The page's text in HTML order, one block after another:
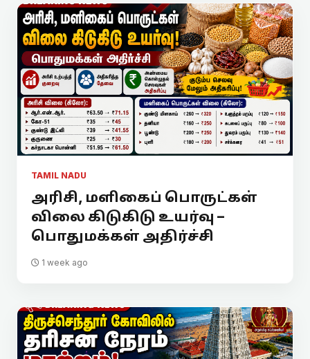
TAMIL NADU
அரிசி, மளிகைப் பொருட்கள்
விலை கிடுகிடு உயர்வு –
பொதுமக்கள் அதிர்ச்சி
1 week ago